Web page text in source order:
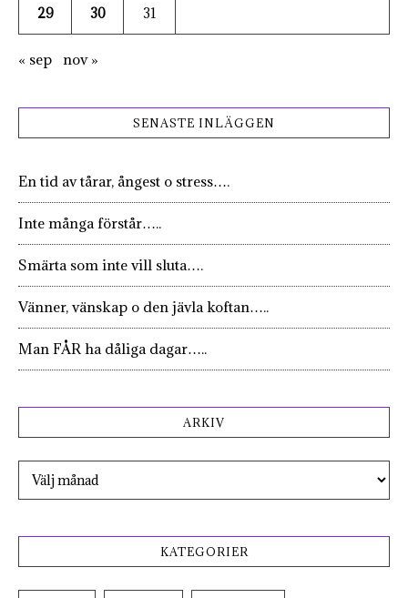
29 30 31
« sep nov »
SENASTE INLÄGGEN
En tid av tårar, ångest o stress….
Inte många förstår…..
Smärta som inte vill sluta….
Vänner, vänskap o den jävla koftan…..
Man FÅR ha dåliga dagar…..
ARKIV
Arkiv
KATEGORIER